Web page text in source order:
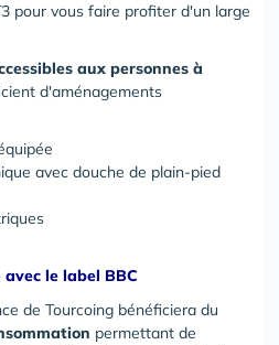
pour vous faire profiter d'un large
aux personnes à
d'aménagements
avec douche de plain-pied
le label BBC
de Tourcoing bénéficiera du
permettant de